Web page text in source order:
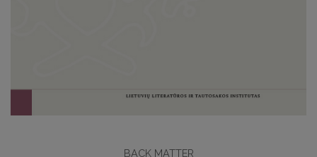
BACK MATTER